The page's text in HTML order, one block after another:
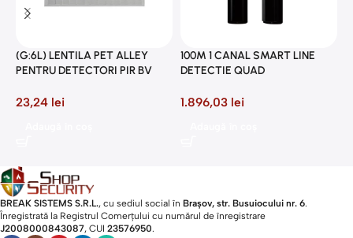
(G:6L) LENTILA PET ALLEY
PENTRU DETECTORI PIR BV
23,24 lei
100M 1 CANAL SMART LINE
DETECTIE QUAD
1.896,03 lei
BREAK SISTEMS S.R.L., cu sediul social în Brașov, str. Busuiocului nr. 6.
Înregistrată la Registrul Comerțului cu numărul de înregistrare
J2008000843087, CUI 23576950.​